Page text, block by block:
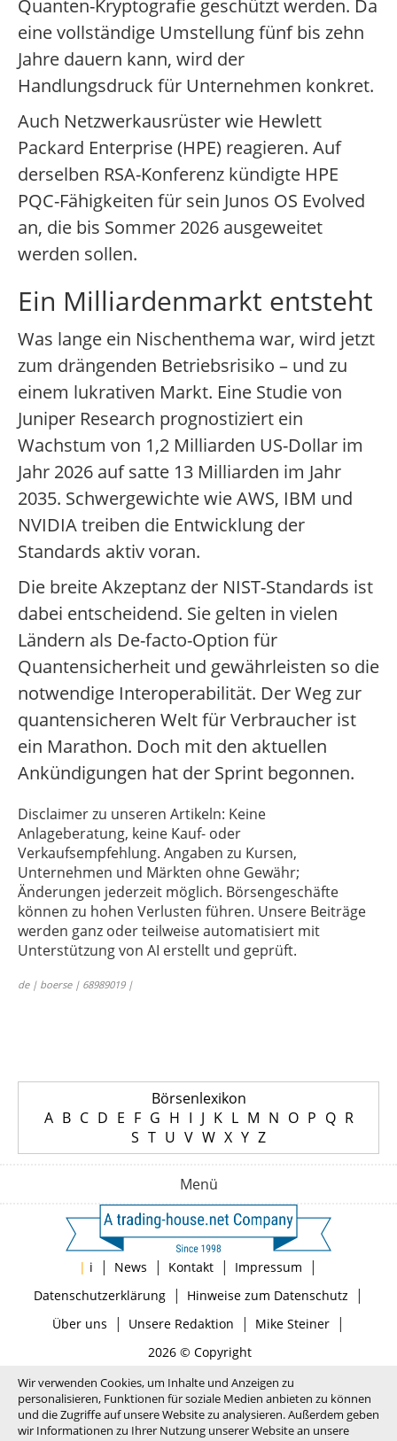
Quanten-Kryptografie geschützt werden. Da
eine vollständige Umstellung fünf bis zehn
Jahre dauern kann, wird der
Handlungsdruck für Unternehmen konkret.
Auch Netzwerkausrüster wie Hewlett
Packard Enterprise (HPE) reagieren. Auf
derselben RSA-Konferenz kündigte HPE
PQC-Fähigkeiten für sein Junos OS Evolved
an, die bis Sommer 2026 ausgeweitet
werden sollen.
Ein Milliardenmarkt entsteht
Was lange ein Nischenthema war, wird jetzt
zum drängenden Betriebsrisiko – und zu
einem lukrativen Markt. Eine Studie von
Juniper Research prognostiziert ein
Wachstum von 1,2 Milliarden US-Dollar im
Jahr 2026 auf satte 13 Milliarden im Jahr
2035. Schwergewichte wie AWS, IBM und
NVIDIA treiben die Entwicklung der
Standards aktiv voran.
Die breite Akzeptanz der NIST-Standards ist
dabei entscheidend. Sie gelten in vielen
Ländern als De-facto-Option für
Quantensicherheit und gewährleisten so die
notwendige Interoperabilität. Der Weg zur
quantensicheren Welt für Verbraucher ist
ein Marathon. Doch mit den aktuellen
Ankündigungen hat der Sprint begonnen.
Disclaimer zu unseren Artikeln: Keine
Anlageberatung, keine Kauf- oder
Verkaufsempfehlung. Angaben zu Kursen,
Unternehmen und Märkten ohne Gewähr;
Änderungen jederzeit möglich. Börsengeschäfte
können zu hohen Verlusten führen. Unsere Beiträge
werden ganz oder teilweise automatisiert mit
Unterstützung von AI erstellt und geprüft.
de | boerse | 68989019 |
Börsenlexikon
A B C D E F G H I J K L M N O P Q R
S T U V W X Y Z
Menü
| i | News | Kontakt | Impressum |
Datenschutzerklärung| Hinweise zum Datenschutz |
Über uns | Unsere Redaktion | Mike Steiner|
2026 © Copyright
Wir verwenden Cookies, um Inhalte und Anzeigen zu
personalisieren, Funktionen für soziale Medien anbieten zu können
und die Zugriffe auf unsere Website zu analysieren. Außerdem geben
wir Informationen zu Ihrer Nutzung unserer Website an unsere